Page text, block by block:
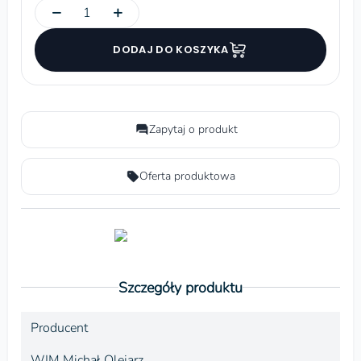
− +
DODAJ DO KOSZYKA
Zapytaj o produkt
Oferta produktowa
Szczegóły produktu
Producent